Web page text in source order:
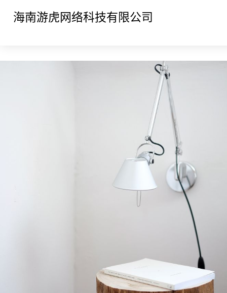
海南游虎网络科技有限公司